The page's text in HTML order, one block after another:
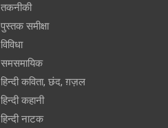
तकनीकी
पुस्‍तक समीक्षा
विविधा
समसमायिक
हिन्दी कविता, छंद, ग़ज़ल
हिन्दी कहानी
हिन्‍दी नाटक